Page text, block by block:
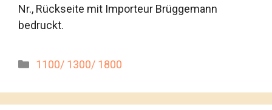
Nr., Rückseite mit Importeur Brüggemann
bedruckt.
Kategorien
1100/ 1300/ 1800